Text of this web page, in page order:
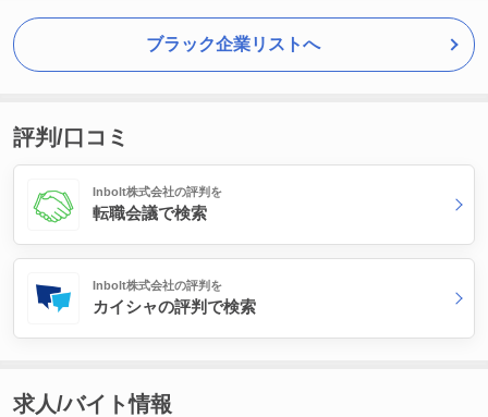
ブラック企業リストへ
評判/口コミ
Inbolt株式会社の評判を
転職会議で検索
Inbolt株式会社の評判を
カイシャの評判で検索
求人/バイト情報